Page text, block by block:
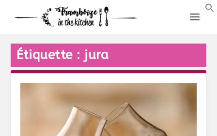
Étiquette : jura